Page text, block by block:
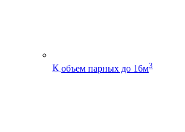
К объем парных до 16м3